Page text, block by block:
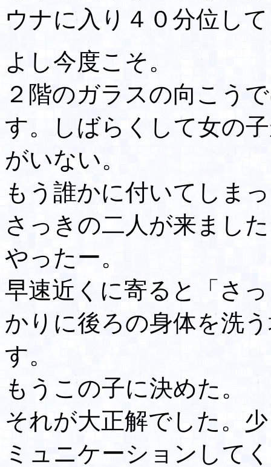
ウナに入り４０分位し
よし今度こそ。
２階のガラスの向こう
す。しばらくして女の
がいない。
もう誰かに付いてしま
さっきの二人が来まし
やったー。
早速近くに寄ると「さ
かりに後ろの身体を洗
す。
もうこの子に決めた。
それが大正解でした。
ミュニケーションして